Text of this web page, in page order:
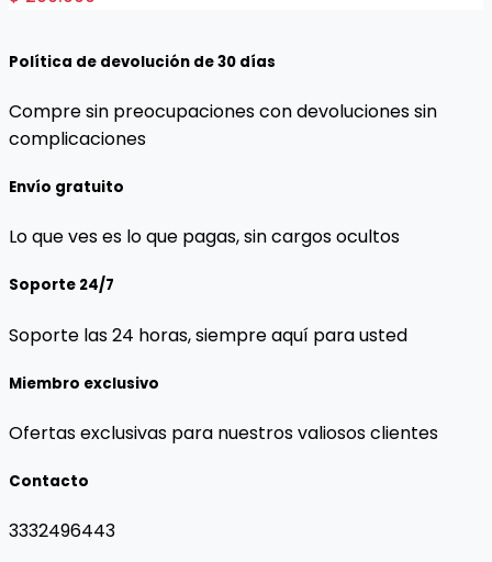
Política de devolución de 30 días
Compre sin preocupaciones con devoluciones sin
complicaciones
Envío gratuito
Lo que ves es lo que pagas, sin cargos ocultos
Soporte 24/7
Soporte las 24 horas, siempre aquí para usted
Miembro exclusivo
Ofertas exclusivas para nuestros valiosos clientes
Contacto
3332496443